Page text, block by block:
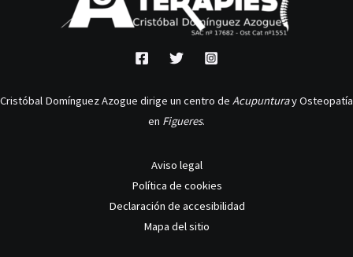
Cristóbal Domínguez Azogue dirige un centro de Acupunturay Osteopatía
en Figueres.
Aviso legal
Política de cookies
Declaración de accesibilidad
Mapa del sitio